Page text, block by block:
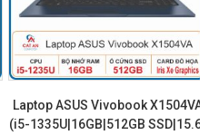
Laptop ASUS Vivobook X1504VA
(i5-1335U|16GB|512GB SSD|15.6″